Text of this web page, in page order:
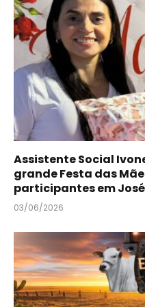
Assistente Social
grande Festa das
participantes em
03/06/2026